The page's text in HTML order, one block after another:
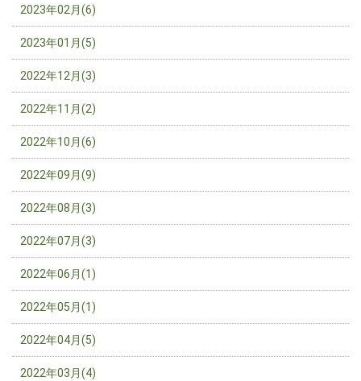
2023年02月(6)
2023年01月(5)
2022年12月(3)
2022年11月(2)
2022年10月(6)
2022年09月(9)
2022年08月(3)
2022年07月(3)
2022年06月(1)
2022年05月(1)
2022年04月(5)
2022年03月(4)